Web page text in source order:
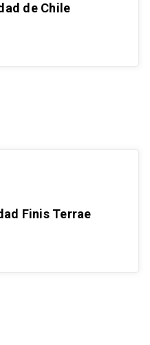
de Chile
Finis Terrae